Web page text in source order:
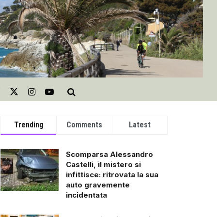
Trending Comments Latest
Scomparsa Alessandro
Castelli, il mistero si
infittisce: ritrovata la sua
auto gravemente
incidentata